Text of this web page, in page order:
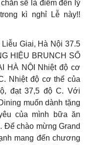
sẽ là điểm đến lý
kì nghỉ Lễ này!!
Giai, Hà Nội 37.5
HIỆU BRUNCH SỐ
HÀ NỘI️ Nhiệt độ cơ
Nhiệt độ cơ thể của
đạt 37,5 độ C. Với
muốn dành tặng
của mình bữa ăn
Để chào mừng Grand
mang đến chương